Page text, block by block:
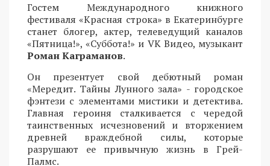
Гостем Международного книжного
фестиваля «Красная строка» в Екатеринбурге
станет блогер, актер, телеведущий каналов
«Пятница!», «Суббота!» и VK Видео, музыкант
Роман Каграманов.
Он презентует свой дебютный роман
«Мередит. Тайны Лунного зала» - городское
фэнтези с элементами мистики и детектива.
Главная героиня сталкивается с чередой
таинственных исчезновений и вторжением
древней враждебной силы, которые
разрушают ее привычную жизнь в Грей-
Палмс.